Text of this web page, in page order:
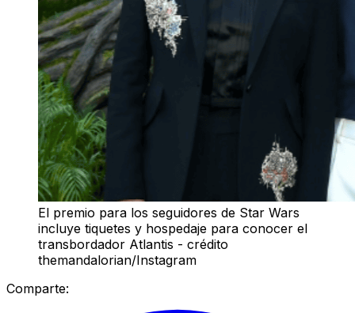
El premio para los seguidores de Star Wars
incluye tiquetes y hospedaje para conocer el
transbordador Atlantis - crédito
themandalorian/Instagram
Comparte: